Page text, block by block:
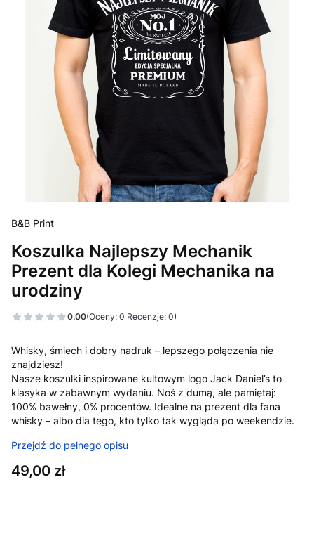
B&B Print
Koszulka Najlepszy Mechanik
Prezent dla Kolegi Mechanika na
urodziny
0.00(Oceny: 0 Recenzje: 0)
Whisky, śmiech i dobry nadruk – lepszego połączenia nie
znajdziesz!
Nasze koszulki inspirowane kultowym logo Jack Daniel’s to
klasyka w zabawnym wydaniu. Noś z dumą, ale pamiętaj:
100% bawełny, 0% procentów. Idealne na prezent dla fana
whisky – albo dla tego, kto tylko tak wygląda po weekendzie.
Przejdź do pełnego opisu
Cena
49,00 zł